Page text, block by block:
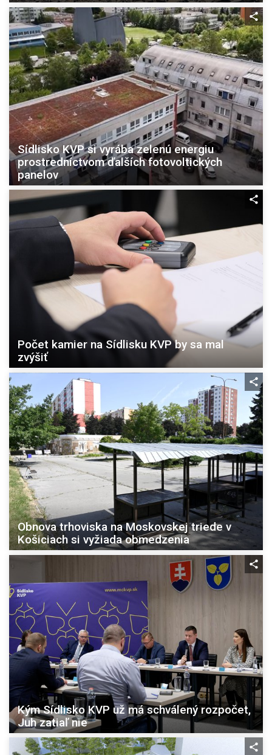
Sídlisko KVP si vyrába zelenú energiu
prostredníctvom ďalších fotovoltických
panelov
Počet kamier na Sídlisku KVP by sa mal
zvýšiť
Obnova trhoviska na Moskovskej triede v
Košiciach si vyžiada obmedzenia
Kým Sídlisko KVP už má schválený rozpočet,
Juh zatiaľ nie